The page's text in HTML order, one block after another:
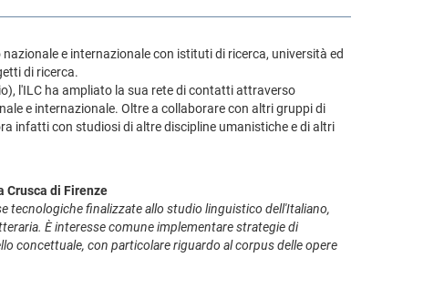
e internazionale con istituti di ricerca, università ed
di ricerca.
l'ILC ha ampliato la sua rete di contatti attraverso
e internazionale. Oltre a collaborare con altri gruppi di
infatti con studiosi di altre discipline umanistiche e di altri
Crusca di Firenze
tecnologiche finalizzate allo studio linguistico dell'Italiano,
È interesse comune implementare strategie di
concettuale, con particolare riguardo al corpus delle opere